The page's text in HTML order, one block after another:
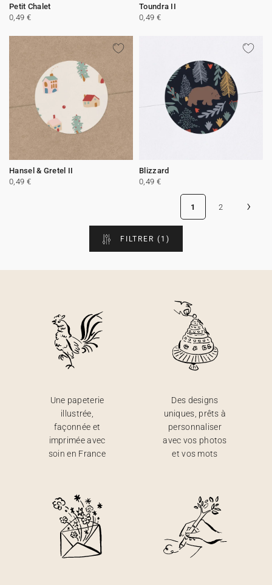
Petit Chalet
0,49 €
Toundra II
0,49 €
Hansel & Gretel II
0,49 €
Blizzard
0,49 €
1 2 ›
FILTRER (1)
Une papeterie
illustrée,
façonnée et
imprimée avec
soin en France
Des designs
uniques, prêts à
personnaliser
avec vos photos
et vos mots